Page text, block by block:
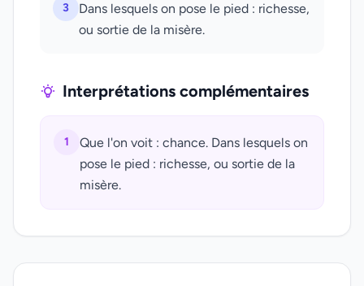
3
Dans lesquels on pose le pied : richesse,
ou sortie de la misère.
Interprétations complémentaires
1
Que l'on voit : chance. Dans lesquels on
pose le pied : richesse, ou sortie de la
misère.